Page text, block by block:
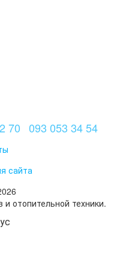
70 093 053 34 54
сайта
отопительной техники.